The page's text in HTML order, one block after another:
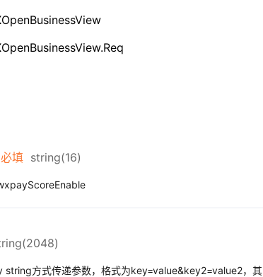
必填 string(16)
string方式传递参数，格式为key=value&key2=value2，其